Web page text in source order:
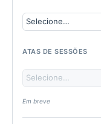
ATAS DE SESSÕES
Em breve